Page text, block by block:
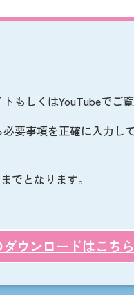
もしくはYouTubeでご覧
要事項を正確に入力
でとなります。
ダウンロードはこちら